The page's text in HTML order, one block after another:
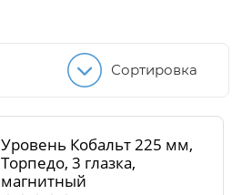
Сортировка
Уровень Кобальт 225 мм,
Торпедо, 3 глазка,
магнитный